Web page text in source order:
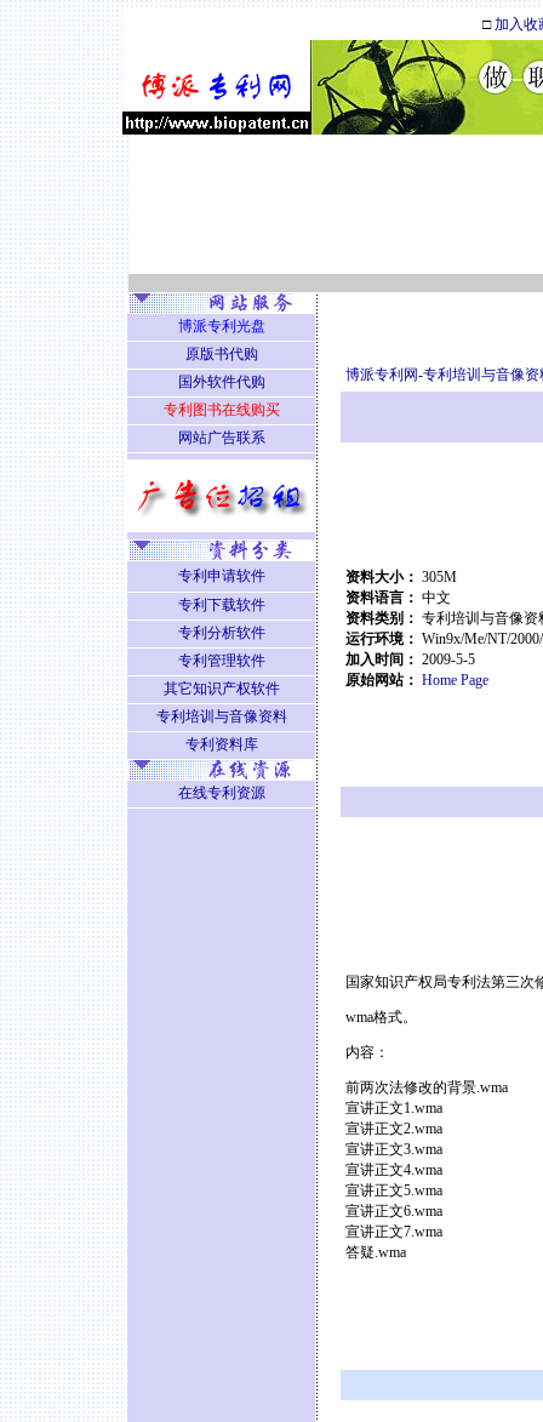
□加入收
博派专利网-专利培训与音像资
资料大小： 305M
资料语言： 中文
资料类别： 专利培训与音像资
运行环境： Win9x/Me/NT/
加入时间： 2009-5-5
原始网站： Home Page
国家知识产权局专利法第三次
wma格式。
内容：
前两次法修改的背景.wma
宣讲正文1.wma
宣讲正文2.wma
宣讲正文3.wma
宣讲正文4.wma
宣讲正文5.wma
宣讲正文6.wma
宣讲正文7.wma
答疑.wma
博派专利光盘
原版书代购
国外软件代购
专利图书在线购买
网站广告联系
专利申请软件
专利下载软件
专利分析软件
专利管理软件
其它知识产权软件
专利培训与音像资料
专利资料库
在线专利资源